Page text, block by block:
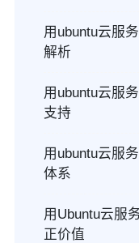
用ubuntu云服
解析
用ubuntu云服
支持
用ubuntu云服
体系
用Ubuntu云服
正价值